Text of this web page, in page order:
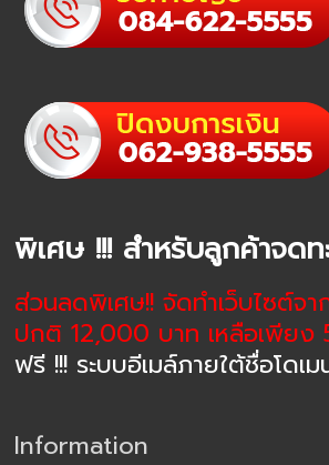
พิเศษ !!! สำหรับลูกค้าจดท
ส่วนลดพิเศษ!! จัดทำเว็บไซต์จา
ปกติ 12,000 บาท เหลือเพียง
ฟรี !!! ระบบอีเมล์ภายใต้ชื่อโดเม
Information